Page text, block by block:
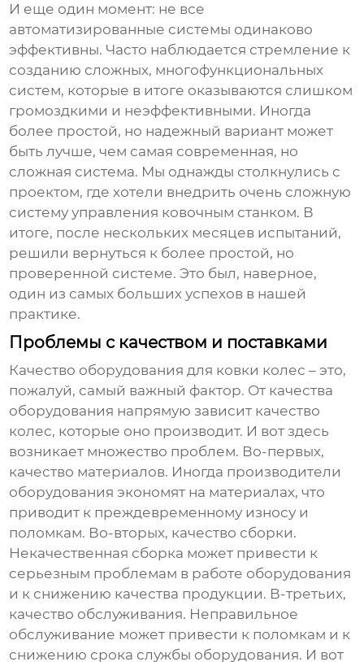
И еще один момент: не все
автоматизированные системы одинаково
эффективны. Часто наблюдается стремление к
созданию сложных, многофункциональных
систем, которые в итоге оказываются слишком
громоздкими и неэффективными. Иногда
более простой, но надежный вариант может
быть лучше, чем самая современная, но
сложная система. Мы однажды столкнулись с
проектом, где хотели внедрить очень сложную
систему управления ковочным станком. В
итоге, после нескольких месяцев испытаний,
решили вернуться к более простой, но
проверенной системе. Это был, наверное,
один из самых больших успехов в нашей
практике.
Проблемы с качеством и поставками
Качество оборудования для ковки колес – это,
пожалуй, самый важный фактор. От качества
оборудования напрямую зависит качество
колес, которые оно производит. И вот здесь
возникает множество проблем. Во-первых,
качество материалов. Иногда производители
оборудования экономят на материалах, что
приводит к преждевременному износу и
поломкам. Во-вторых, качество сборки.
Некачественная сборка может привести к
серьезным проблемам в работе оборудования
и к снижению качества продукции. В-третьих,
качество обслуживания. Неправильное
обслуживание может привести к поломкам и к
снижению срока службы оборудования. И вот